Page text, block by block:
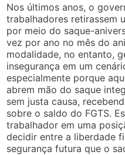
Nos últimos anos, o
trabalhadores retirassem
por meio do saque-
vez por ano no mês do
modalidade, no entanto,
insegurança em um
especialmente porque
abrem mão do saque
sem justa causa,
sobre o saldo do FGTS.
trabalhador em uma
decidir entre a liberdade
segurança futura que o